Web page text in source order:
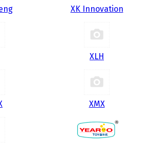
XK Innovation
XLH
XMX